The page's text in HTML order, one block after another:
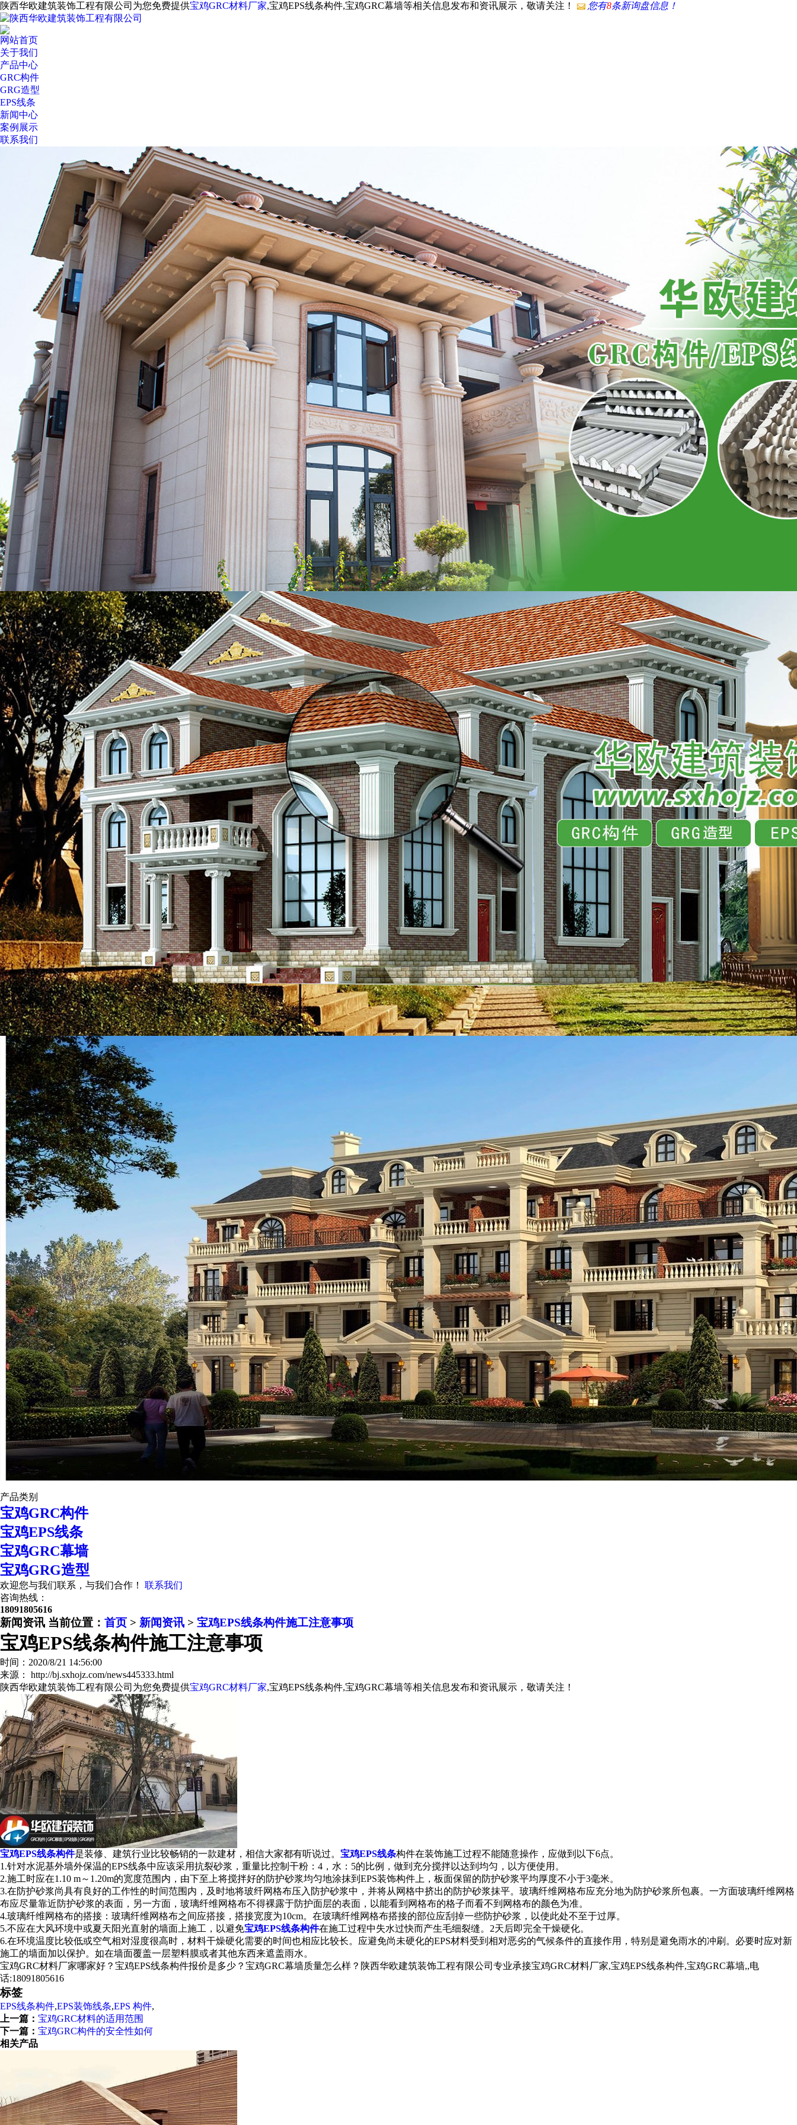
陕西华欧建筑装饰工程有限公司为您免费提供宝鸡GRC材料厂家,宝鸡EPS线条构件,宝鸡GRC幕墙等相关信息发布和资讯展示，敬请关注！ 您有8条新询盘信息！
网站首页
关于我们
产品中心
GRC构件
GRG造型
EPS线条
新闻中心
案例展示
联系我们
产品类别
宝鸡GRC构件
宝鸡EPS线条
宝鸡GRC幕墙
宝鸡GRG造型
欢迎您与我们联系，与我们合作！
联系我们
咨询热线：
18091805616
新闻资讯 当前位置： 首页 > 新闻资讯 > 宝鸡EPS线条构件施工注意事项
宝鸡EPS线条构件施工注意事项
时间：2020/8/21 14:56:00
来源： http://bj.sxhojz.com/news445333.html
陕西华欧建筑装饰工程有限公司为您免费提供宝鸡GRC材料厂家,宝鸡EPS线条构件,宝鸡GRC幕墙等相关信息发布和资讯展示，敬请关注！
宝鸡EPS线条构件是装修、建筑行业比较畅销的一款建材，相信大家都有听说过。 宝鸡EPS线条构件在装饰施工过程不能随意操作，应做到以下6点。
1.针对水泥基外墙外保温的EPS线条中应该采用抗裂砂浆，重量比控制干粉：4，水：5的比例，做到充分搅拌以达到均匀，以方便使用。
2.施工时应在1.10 m～1.20m的宽度范围内，由下至上将搅拌好的防护砂浆均匀地涂抹到EPS装饰构件上，板面保留的防护砂浆平均厚度不小于3毫米。
3.在防护砂浆尚具有良好的工作性的时间范围内，及时地将玻纤网格布压入防护砂浆中，并将从网格中挤出的防护砂浆抹平。玻璃纤维网格布应充分地为防护砂浆所包裹。一方面玻璃纤维网格
布应尽量靠近防护砂浆的表面，另一方面，玻璃纤维网格布不得裸露于防护面层的表面，以能看到网格布的格子而看不到网格布的颜色为准。
4.玻璃纤维网格布的搭接：玻璃纤维网格布之间应搭接，搭接宽度为10cm。在玻璃纤维网格布搭接的部位应刮掉一些防护砂浆，以使此处不至于过厚。
5.不应在大风环境中或夏天阳光直射的墙面上施工，以避免宝鸡EPS线条构件在施工过程中失水过快而产生毛细裂缝。2天后即完全干燥硬化。
6.在环境温度比较低或空气相对湿度很高时，材料干燥硬化需要的时间也相应比较长。应避免尚未硬化的EPS材料受到相对恶劣的气候条件的直接作用，特别是避免雨水的冲刷。必要时应对新
施工的墙面加以保护。如在墙面覆盖一层塑料膜或者其他东西来遮盖雨水。
宝鸡GRC材料厂家哪家好？宝鸡EPS线条构件报价是多少？宝鸡GRC幕墙质量怎么样？陕西华欧建筑装饰工程有限公司专业承接宝鸡GRC材料厂家,宝鸡EPS线条构件,宝鸡GRC幕墙,,电
话:18091805616
标签
EPS线条构件,EPS装饰线条,EPS 构件,
上一篇： 宝鸡GRC材料的适用范围
下一篇： 宝鸡GRC构件的安全性如何
相关产品